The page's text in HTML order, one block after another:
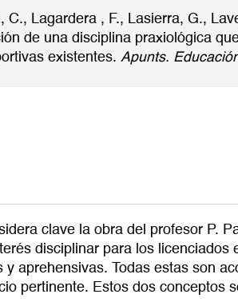
C., Lagardera , F., Lasierra, G.,
de una disciplina praxiológica
existentes. Apunts.
clave la obra del profesor P.
disciplinar para los licenciados
y aprehensivas. Todas estas son
pertinente. Estos dos conceptos